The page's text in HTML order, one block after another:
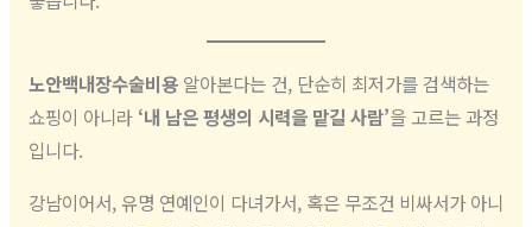
노안백내장수술비용알아본다는 건, 단순히 최저가를 검색하는
쇼핑이 아니라 ‘내 남은 평생의 시력을 맡길 사람’을 고르는 과정
입니다.
강남이어서, 유명 연예인이 다녀가서, 혹은 무조건 비싸서가 아니